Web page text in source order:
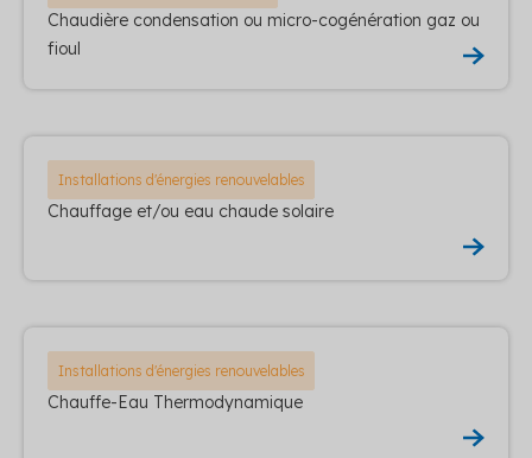
Chaudière condensation ou micro-cogénération gaz ou
fioul
Installations d'énergies renouvelables
Chauffage et/ou eau chaude solaire
Installations d'énergies renouvelables
Chauffe-Eau Thermodynamique